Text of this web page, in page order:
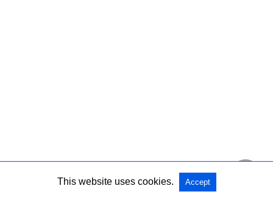
This website uses cookies. Accept